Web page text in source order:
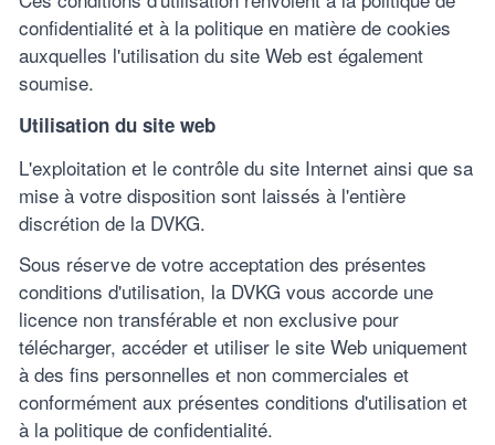
confidentialité et à la politique en matière de cookies
auxquelles l'utilisation du site Web est également
soumise.
Utilisation du site web
L'exploitation et le contrôle du site Internet ainsi que sa
mise à votre disposition sont laissés à l'entière
discrétion de la DVKG.
Sous réserve de votre acceptation des présentes
conditions d'utilisation, la DVKG vous accorde une
licence non transférable et non exclusive pour
télécharger, accéder et utiliser le site Web uniquement
à des fins personnelles et non commerciales et
conformément aux présentes conditions d'utilisation et
à la politique de confidentialité.